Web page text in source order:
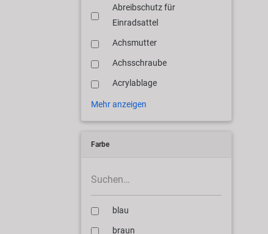
Abreibschutz für
Einradsattel
Achsmutter
Achsschraube
Acrylablage
Mehr anzeigen
Farbe
blau
braun